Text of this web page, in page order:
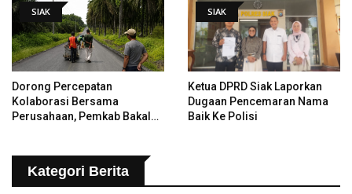
SIAK
Dorong Percepatan
Kolaborasi Bersama
Perusahaan, Pemkab Bakal
SIAK
Ketua DPRD Siak Laporkan
Dugaan Pencemaran Nama
Baik Ke Polisi
Kategori Berita